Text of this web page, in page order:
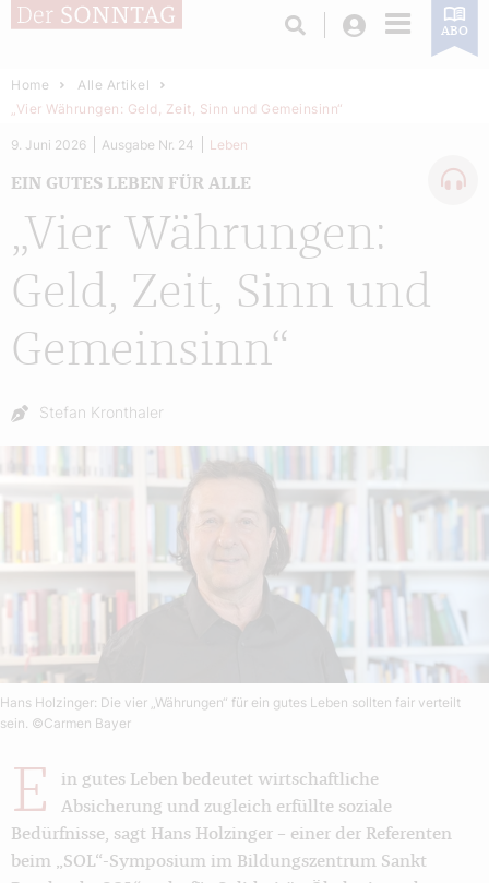
Login ABO
Home
Alle Artikel
„Vier Währungen: Geld, Zeit, Sinn und Gemeinsinn“
„Vier Währungen:
Geld, Zeit, Sinn und
Gemeinsinn“
EIN GUTES LEBEN FÜR ALLE
9. Juni 2026 Ausgabe Nr. 24 Leben
Autor:
Stefan Kronthaler
Hans Holzinger: Die vier „Währungen“ für ein gutes Leben sollten fair verteilt
sein. ©Carmen Bayer
E
in gutes Leben bedeutet wirtschaftliche
Absicherung und zugleich erfüllte soziale
Bedürfnisse, sagt Hans Holzinger – einer der Referenten
beim „SOL“-Symposium im Bildungszentrum Sankt